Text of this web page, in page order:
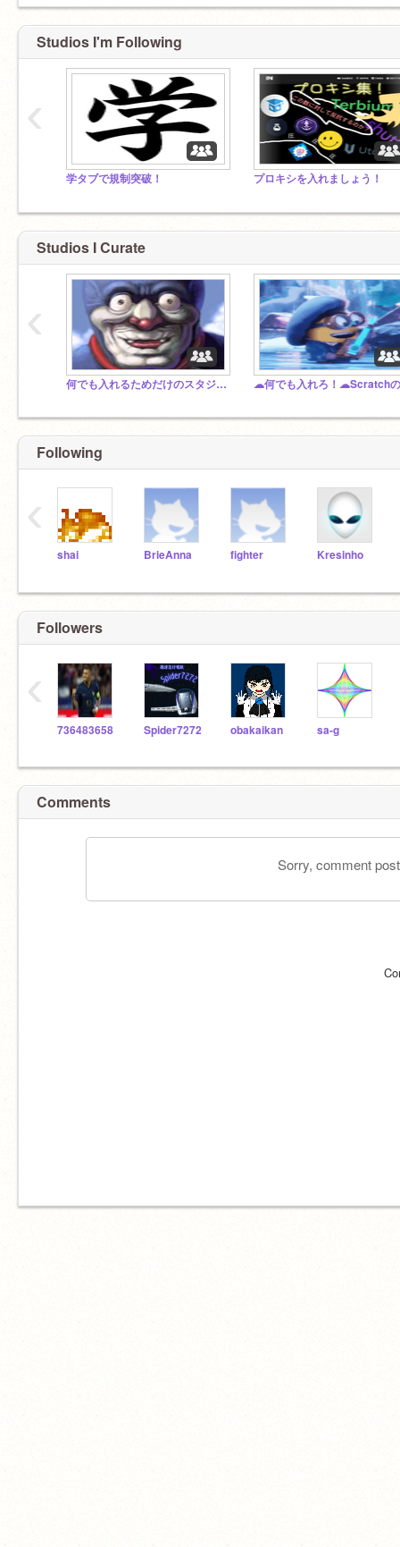
Studios I'm Following
学タブで規制突破！ プロキシを入れましょう！
‹
Studios I Curate
何でも入れるためだけのスタジオ/Anything/任何事/뭐든지
‹
Following
shai BrieAnna fighter Kresinho
‹
Followers
736483658 Spider7272 obakaikan sa-g
‹
Comments
Sorry, comment